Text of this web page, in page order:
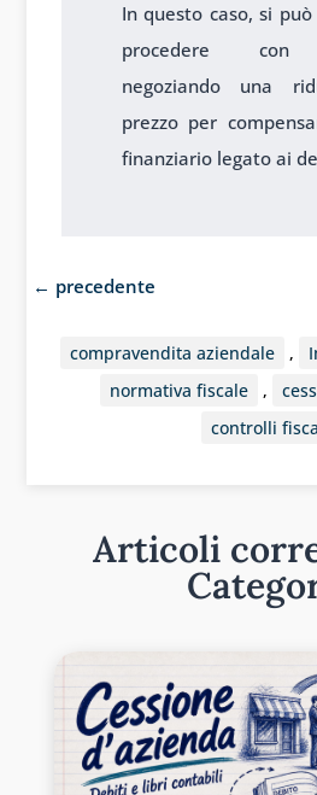
In questo caso, si
procedere con
negoziando una
prezzo per
finanziario legato ai
← precedente
compravendita aziendale ,
normativa fiscale
,
controlli
Articoli